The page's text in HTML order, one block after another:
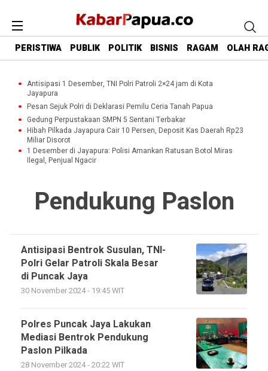
PERISTIWA PUBLIK POLITIK BISNIS RAGAM OLAH
Antisipasi 1 Desember, TNI Polri Patroli 2×24 jam di Kota
Jayapura
Pesan Sejuk Polri di Deklarasi Pemilu Ceria Tanah Papua
Gedung Perpustakaan SMPN 5 Sentani Terbakar
Hibah Pilkada Jayapura Cair 10 Persen, Deposit Kas Daerah Rp23
Miliar Disorot
1 Desember di Jayapura: Polisi Amankan Ratusan Botol Miras
Ilegal, Penjual Ngacir
Pendukung Paslon
Antisipasi Bentrok Susulan, TNI-
Polri Gelar Patroli Skala Besar
di Puncak Jaya
30 November 2024 - 19:45 WIT
Polres Puncak Jaya Lakukan
Mediasi Bentrok Pendukung
Paslon Pilkada
28 November 2024 - 20:22 WIT